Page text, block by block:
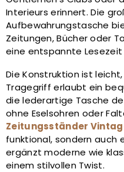
Interieurs erinnert. Die
Aufbewahrungstasche
Zeitungen, Bücher oder
eine entspannte
Die Konstruktion ist
Tragegriff erlaubt ein
die lederartige Tasche
ohne Eselsohren oder
Zeitungsständer
funktional, sondern auch
ergänzt moderne wie
einem stilvollen Twist.